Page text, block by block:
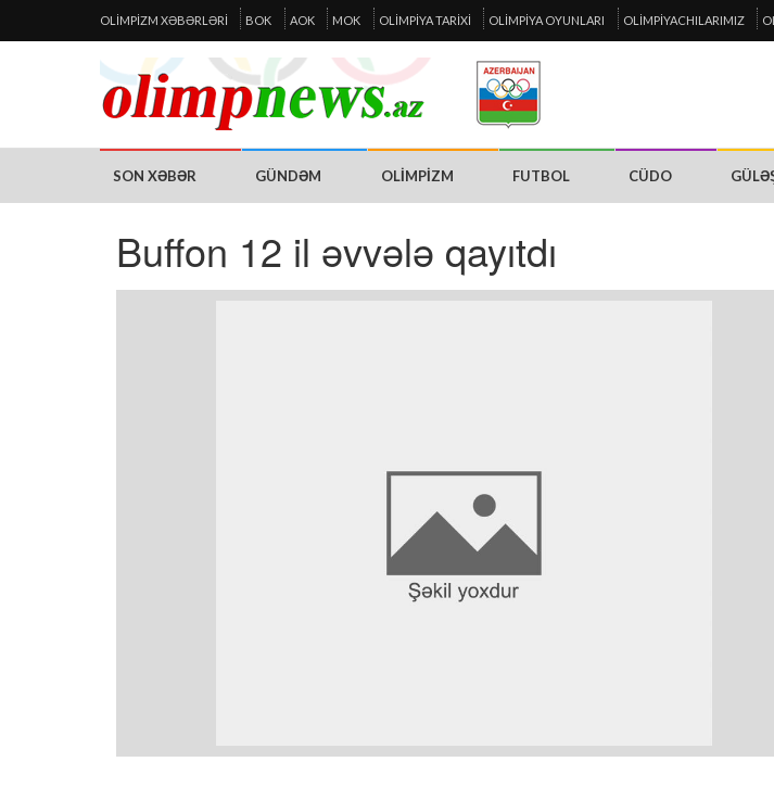
OLIMPIZM XƏBƏRLƏRI BOK AOK MOK OLIMPIYA TARIXI OLIMPIYA OYUNLARI OLIMPIYACHILARIMIZ
SON XƏBƏR GÜNDƏM OLIMPIZM FUTBOL CÜDO
Buffon 12 il əvvələ qayıtdı